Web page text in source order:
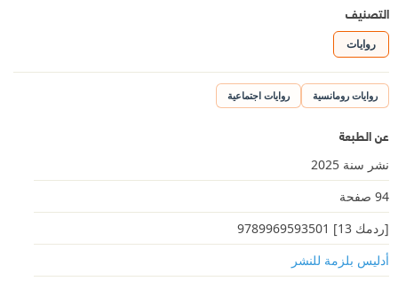
التصنيف
روايات
روايات رومانسية روايات اجتماعية
عن الطبعة
نشر سنة 2025
94 صفحة
[ردمك 13] 9789969593501
أدليس بلزمة ﻟﻠﻨﺸﺮ